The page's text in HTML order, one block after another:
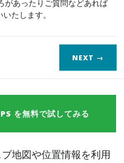
があったりご質問などあれば
いたします。
NEXT →
を無料で試してみる
地図や位置情報を利用